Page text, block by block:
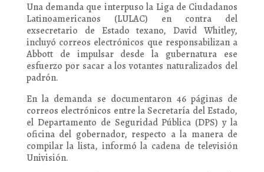
Una demanda que interpuso la Liga de Ciudadanos
Latinoamericanos (LULAC) en contra del
exsecretario de Estado texano, David Whitley,
incluyó correos electrónicos que responsabilizan a
Abbott de impulsar desde la gubernatura ese
esfuerzo por sacar a los votantes naturalizados del
padrón.
En la demanda se documentaron 46 páginas de
correos electrónicos entre la Secretaría del Estado,
el Departamento de Seguridad Pública (DPS) y la
oficina del gobernador, respecto a la manera de
compilar la lista, informó la cadena de televisión
Univisión.